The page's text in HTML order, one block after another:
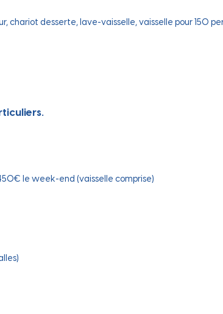
desserte, lave-vaisselle, vaisselle pour 150
le week-end (vaisselle comprise)